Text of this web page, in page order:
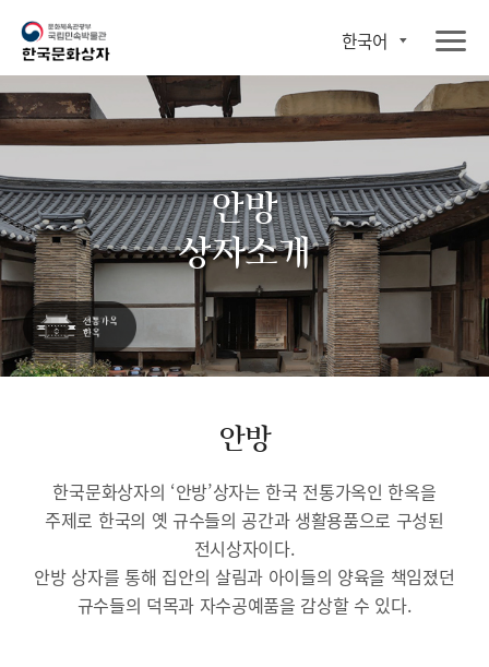
한국어
안방
상자소개
안방
한국문화상자의 ‘안방’상자는 한국 전통가옥인 한옥을
주제로 한국의 옛 규수들의 공간과 생활용품으로 구성된
전시상자이다.
안방 상자를 통해 집안의 살림과 아이들의 양육을 책임졌던
규수들의 덕목과 자수공예품을 감상할 수 있다.